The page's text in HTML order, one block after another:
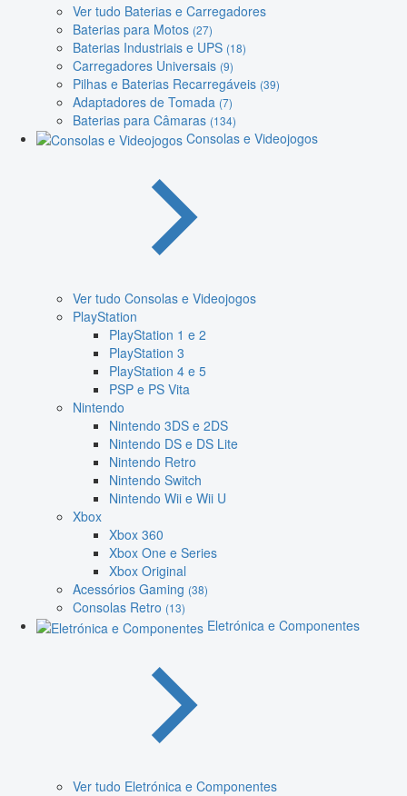
Ver tudo Baterias e Carregadores
Baterias para Motos (27)
Baterias Industriais e UPS (18)
Carregadores Universais (9)
Pilhas e Baterias Recarregáveis (39)
Adaptadores de Tomada (7)
Baterias para Câmaras (134)
Consolas e Videojogos
Ver tudo Consolas e Videojogos
PlayStation
PlayStation 1 e 2
PlayStation 3
PlayStation 4 e 5
PSP e PS Vita
Nintendo
Nintendo 3DS e 2DS
Nintendo DS e DS Lite
Nintendo Retro
Nintendo Switch
Nintendo Wii e Wii U
Xbox
Xbox 360
Xbox One e Series
Xbox Original
Acessórios Gaming (38)
Consolas Retro (13)
Eletrónica e Componentes
Ver tudo Eletrónica e Componentes